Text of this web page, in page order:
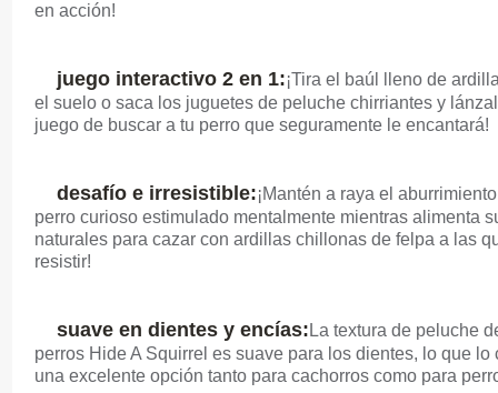
en acción!
juego interactivo 2 en 1:¡Tira el baúl lleno de
el suelo o saca los juguetes de peluche chirriantes y
juego de buscar a tu perro que seguramente le encantará!
desafío e irresistible:¡Mantén a raya el
perro curioso estimulado mentalmente mientras alimenta
naturales para cazar con ardillas chillonas de felpa a las
resistir!
suave en dientes y encías: La textura de peluche
perros Hide A Squirrel es suave para los dientes, lo que lo
una excelente opción tanto para cachorros como para